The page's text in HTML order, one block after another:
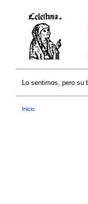
Lo sentimos, pero su
Inicio